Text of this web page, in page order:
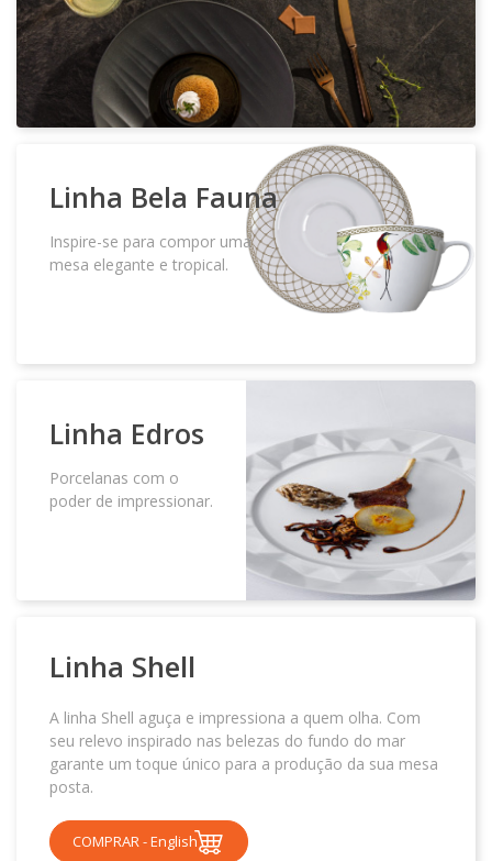
TERMOS DE USO – ENGLISH
TROCAS E DEVOLUÇÕES – ENGLISH
Linha Bela Fauna
Inspire-se para compor uma
mesa elegante e tropical.
Linha Edros
Porcelanas com o
poder de impressionar.
Linha Shell
A linha Shell aguça e impressiona a quem olha. Com
seu relevo inspirado nas belezas do fundo do mar
garante um toque único para a produção da sua mesa
posta.
COMPRAR - English